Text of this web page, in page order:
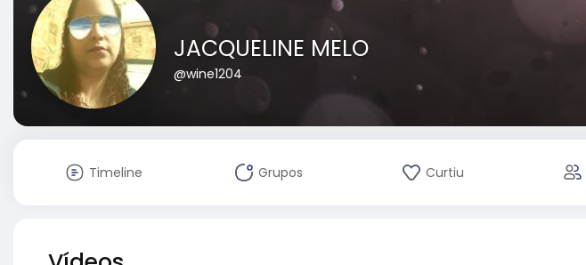
JACQUELINE MELO
@wine1204
Timeline Grupos Curtiu